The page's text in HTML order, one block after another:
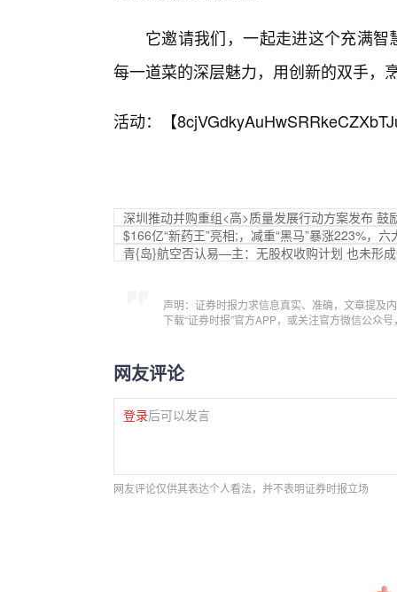
它邀请我们，一起走进这个充满智
每一道菜的深层魅力，用创新的双手，
活动：【
深圳推动并购重组<高>质量发展行动方案发布 鼓
$166亿“新药王”亮相;，减重“黑马”暴涨223%，
青{岛}航空否认易—主：无股权收购计划 也未形
声明：证券时报力求信息真实、准确，文章提及
下载“证券时报”官方APP，或关注官方微信公众
网友评论
登录后可以发言
网友评论仅供其表达个人看法，并不表明证券时报立场